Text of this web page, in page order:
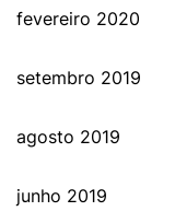
fevereiro 2020
setembro 2019
agosto 2019
junho 2019